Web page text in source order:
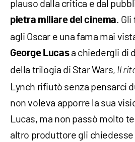
plauso dalla critica e dal
pietra miliare del cinema.
agli Oscar e una fama mai
George Lucasa chiedergli di
della trilogia di Star Wars, Il
Lynch rifiutò senza pensarci
non voleva apporre la sua
Lucas, ma non passò molto
altro produttore gli